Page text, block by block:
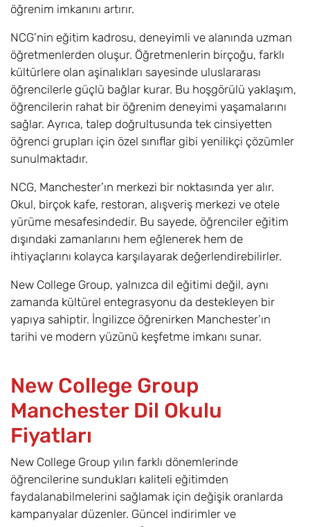
öğrenim imkanını artırır.
NCG’nin eğitim kadrosu, deneyimli ve alanında uzman
öğretmenlerden oluşur. Öğretmenlerin birçoğu, farklı
kültürlere olan aşinalıkları sayesinde uluslararası
öğrencilerle güçlü bağlar kurar. Bu hoşgörülü yaklaşım,
öğrencilerin rahat bir öğrenim deneyimi yaşamalarını
sağlar. Ayrıca, talep doğrultusunda tek cinsiyetten
öğrenci grupları için özel sınıflar gibi yenilikçi çözümler
sunulmaktadır.
NCG, Manchester’ın merkezi bir noktasında yer alır.
Okul, birçok kafe, restoran, alışveriş merkezi ve otele
yürüme mesafesindedir. Bu sayede, öğrenciler eğitim
dışındaki zamanlarını hem eğlenerek hem de
ihtiyaçlarını kolayca karşılayarak değerlendirebilirler.
New College Group, yalnızca dil eğitimi değil, aynı
zamanda kültürel entegrasyonu da destekleyen bir
yapıya sahiptir. İngilizce öğrenirken Manchester’ın
tarihi ve modern yüzünü keşfetme imkanı sunar.
New College Group
Manchester Dil Okulu
Fiyatları
New College Group yılın farklı dönemlerinde
öğrencilerine sundukları kaliteli eğitimden
faydalanabilmelerini sağlamak için değişik oranlarda
kampanyalar düzenler. Güncel indirimler ve